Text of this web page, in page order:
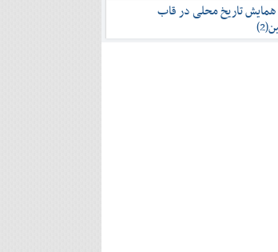
همایش تاریخ محلی در قاب